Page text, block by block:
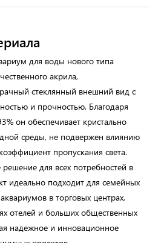
для воды нового типа
акрила,
стеклянный внешний вид с
и прочностью. Благодаря
он обеспечивает кристально
среды, не подвержен влиянию
пропускания света.
для всех потребностей в
идеально подходит для семейных
в торговых центрах,
отелей и больших общественных
надежное и инновационное